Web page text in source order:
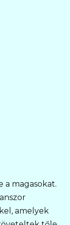
a magasokat.
amelyek